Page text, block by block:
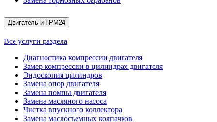
Двигатель и ГРМ24
Все услуги раздела
Диагностика компрессии двигателя
Замер компрессии в цилиндрах двигателя
Эндоскопия цилиндров
Замена опор двигателя
Замена помпы двигателя
Замена масляного насоса
Чистка впускного коллектора
Замена маслосъемных колпачков